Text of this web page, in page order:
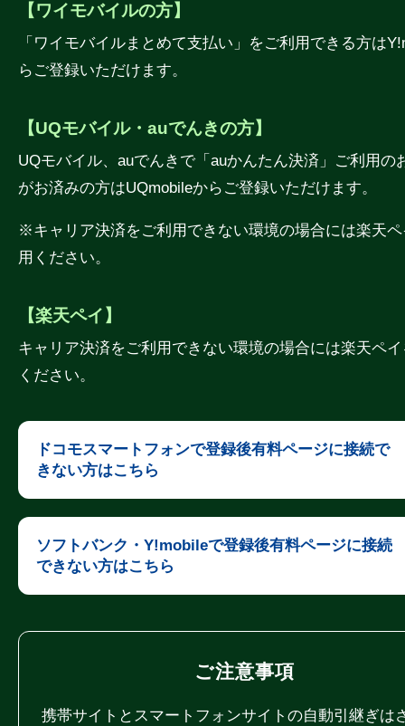
【ワイモバイルの方】
「ワイモバイルまとめて支払い」をご利用できる方は
らご登録いただけます。
【UQモバイル・auでんきの方】
UQモバイル、auでんきで「auかんたん決済」ご利用の
がお済みの方はUQmobileからご登録いただけます。
※キャリア決済をご利用できない環境の場合には楽天
用ください。
【楽天ペイ】
キャリア決済をご利用できない環境の場合には楽天ペ
ください。
ドコモスマートフォンで登録後有料ページに接続で
きない方はこちら
ソフトバンク・Y!mobileで登録後有料ページに接続
できない方はこちら
ご注意事項
携帯サイトとスマートフォンサイトの自動引継ぎは